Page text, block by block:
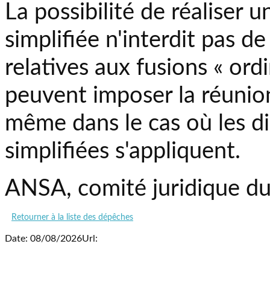
La possibilité de réaliser
simplifiée n'interdit pas
relatives aux fusions «
peuvent imposer la
même dans le cas où les
simplifiées s'appliquent.
ANSA, comité juridique
Retourner à la liste des dépêches
Date: 08/08/2026Url: